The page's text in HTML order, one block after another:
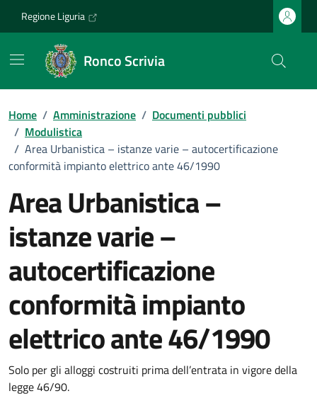
Regione Liguria
Ronco Scrivia
Home / Amministrazione / Documenti pubblici
/ Modulistica
/ Area Urbanistica – istanze varie – autocertificazione
conformità impianto elettrico ante 46/1990
Area Urbanistica –
istanze varie –
autocertificazione
conformità impianto
elettrico ante 46/1990
Dettagli del documento
Solo per gli alloggi costruiti prima dell’entrata in vigore della
legge 46/90.